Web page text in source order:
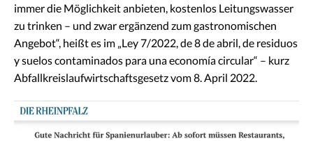
immer die Möglichkeit anbieten, kostenlos Leitungswasser
zu trinken – und zwar ergänzend zum gastronomischen
Angebot“, heißt es im „Ley 7/2022, de 8 de abril, de residuos
y suelos contaminados para una economía circular“ – kurz
Abfallkreislaufwirtschaftsgesetz vom 8. April 2022.